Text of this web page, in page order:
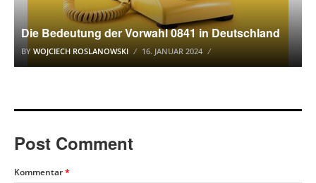
Die Bedeutung der Vorwahl 0841 in Deutschland
BY WOJCIECH ROSLANOWSKI 16. JANUAR 2024
Post Comment
Kommentar*